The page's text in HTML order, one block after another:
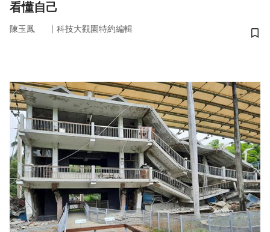
看懂自己
陳玉鳳 ｜ 科技大觀園特約編輯
儲